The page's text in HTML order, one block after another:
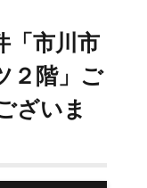
「市川市
２階」ご
ざいま